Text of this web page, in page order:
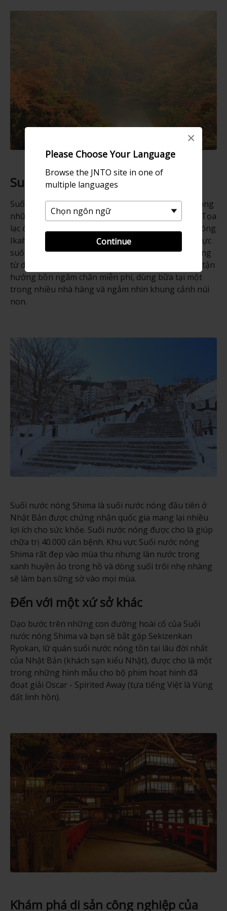
Please Choose Your Language
Browse the JNTO site in one of
multiple languages
Continue
×
Suối nước nóng trên cao
Suối nước nóng Ikaho từ lâu đã được coi là một trong
những khu suối nước nóng hàng đầu của Gunma. Tọa
lạc ở sườn phía đông của Núi Haruna. Suối nước nóng
Ikaho từ lâu đã được coi là một trong những khu vực
suối nước nóng hàng đầu Gunma. Leo 365 bậc thang
từ dưới chân núi lên Đền thờ Ikaho ở trên đỉnh rồi tận
hưởng bồn ngâm chân miễn phí, dùng bữa tại một
trong nhiều nhà hàng và ngắm nhìn khung cảnh núi
non.
Suối nước nóng Shima là suối nước nóng đầu tiên ở
Nhật Bản được chứng nhận quốc gia mang lại nhiều
lợi ích cho sức khỏe. Suối nước nóng được cho là giúp
chữa trị 40.000 căn bệnh. Khu vực Suối nước nóng
Shima rất đẹp vào mùa thu nhưng làn nước trong
xanh huyền ảo trong hồ và dòng suối trôi nhẹ nhàng
sẽ làm bạn sững sờ vào mọi mùa.
Đến với một xứ sở khác
Dạo bước trên những con đường hoài cổ của Suối
nước nóng Shima và bạn sẽ bắt gặp Sekizenkan
Ryokan, lữ quán suối nước nóng tồn tại lâu đời nhất
của Nhật Bản (khách sạn kiểu Nhật), được cho là một
trong những hình mẫu cho bộ phim hoạt hình đã
đoạt giải Oscar - Spirited Away (tựa tiếng Việt là Vùng
đất linh hồn).
Khám phá di sản công nghiệp của